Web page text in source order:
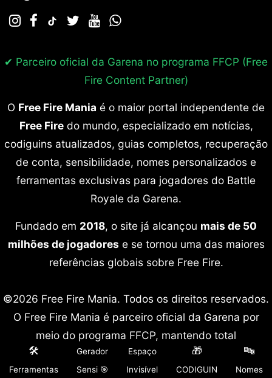
✔ Parceiro oficial da Garena no programa FFCP (Free
Fire Content Partner)
O Free Fire Mania é o maior portal independente de
Free Firedo mundo, especializado em notícias,
codiguins atualizados, guias completos, recuperação
de conta, sensibilidade, nomes personalizados e
ferramentas exclusivas para jogadores do Battle
Royale da Garena.
Fundado em 2018, o site já alcançou mais de 50
milhões de jogadores e se tornou uma das maiores
referências globais sobre Free Fire.
©2026 Free Fire Mania. Todos os direitos reservados.
O Free Fire Mania é parceiro oficial da Garena por
meio do programa FFCP, mantendo total
independência editorial em seu conteúdo.
Free Fire é marca registrada da Garena International.
🛠️
Ferramentas
Gerador
Sensi 🎯
Espaço
Invisível
🎁
CODIGUIN
🔤
Nomes